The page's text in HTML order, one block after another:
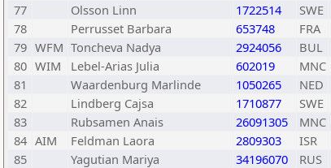
77
Olsson Linn 1722514 SWE
78
Perrusset Barbara 653748 FRA
79 WFM Toncheva Nadya 2924056 BUL
80 WIM Lebel-Arias Julia 602019 MNC
81
Waardenburg Marlinde 1050265 NED
82
Lindberg Cajsa 1710877 SWE
83
Rubsamen Anais 26091305 MNC
84 AIM Feldman Laora 2809303 ISR
85
Yagutian Mariya 34196070 RUS